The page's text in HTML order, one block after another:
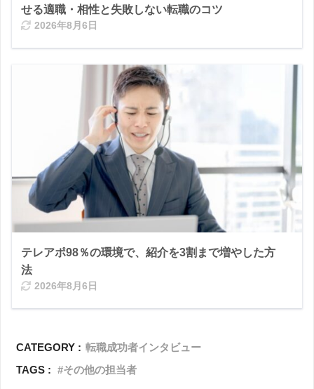
せる適職・相性と失敗しない転職のコツ
2026年8月6日
テレアポ98％の環境で、紹介を3割まで増やした方
法
2026年8月6日
CATEGORY : 転職成功者インタビュー
TAGS :
その他の担当者